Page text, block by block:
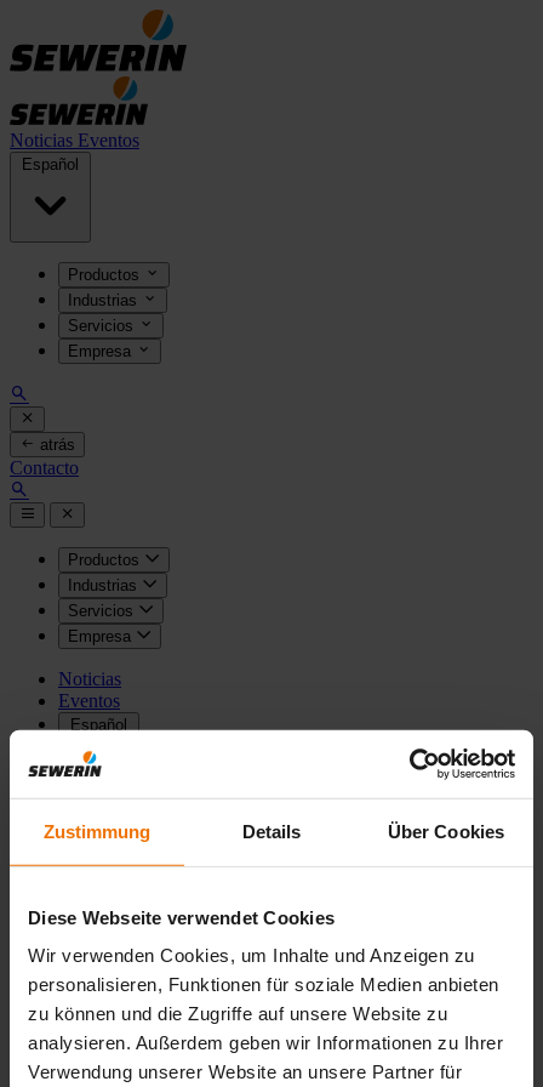
Zustimmung Details Über Cookies
Diese Webseite verwendet Cookies
Wir verwenden Cookies, um Inhalte und Anzeigen zu
personalisieren, Funktionen für soziale Medien anbieten
zu können und die Zugriffe auf unsere Website zu
analysieren. Außerdem geben wir Informationen zu Ihrer
Verwendung unserer Website an unsere Partner für
Noticias Eventos
Español
Productos
Industrias
Servicios
Empresa
atrás
Contacto
Productos
Industrias
Servicios
Empresa
Noticias
Eventos
Español
atrás
atrás
Servicios
Para garantizar un servicio óptimo a nuestros clientes de los sectores
del gas, agua, industria, proveedores de servicios públicos,
instaladores, biogás, ponemos a su disposición una amplia cartera de
productos y soluciones.